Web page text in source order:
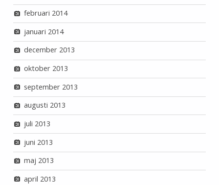
februari 2014
januari 2014
december 2013
oktober 2013
september 2013
augusti 2013
juli 2013
juni 2013
maj 2013
april 2013